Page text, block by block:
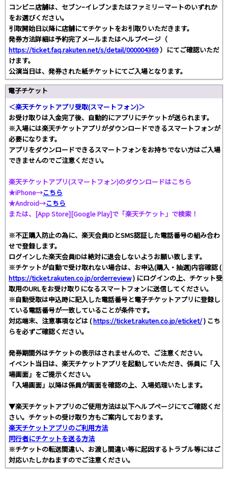
コンビニ店舗は、セブンｰイレブンまたはファミリーマートのいずれか
をお選びください。
引取開始日以降に店舗にてチケットをお引取りいただきます。
発券方法詳細は予約完了メールまたはヘルプページ（
https://ticket.faq.rakuten.net/s/detail/000004369）にてご確認いただ
けます。
公演当日は、発券された紙チケットにてご入場となります。
電子チケット
＜楽天チケットアプリ受取(スマートフォン)＞
お受け取りは入金完了後、自動的にアプリにチケットが送られます。
※入場には楽天チケットアプリがダウンロードできるスマートフォンが
必要になります。
アプリをダウンロードできるスマートフォンをお持ちでない方はご入場
できませんのでご注意ください。
楽天チケットアプリ(スマートフォン)のダウンロードはこちら
★iPhone→こちら
★Android→こちら
または、[App Store][Google Play]で「楽天チケット」で検索！
※不正購入防止の為に、楽天会員IDとSMS認証した電話番号の組み合わ
せで登録します。
ログインした楽天会員IDは絶対に退会しないようお願い致します。
※チケットが自動で受け取れない場合は、お申込(購入・抽選)内容確認 (
https://ticket.rakuten.co.jp/orderreview) にログインの上、チケット受
取用のURLをお受け取りになるスマートフォンに送信してください。
※自動受取は申込時に記入した電話番号と電子チケットアプリに登録し
ている電話番号が一致していることが条件です。
対応端末、注意事項などは (https://ticket.rakuten.co.jp/eticket/) こち
らを必ずご確認ください。
発券期間外はチケットの表示はされませんので、ご注意ください。
イベント当日は、楽天チケットアプリを起動していただき、係員に「入
場画面」をご提示ください。
「入場画面」以降は係員が画面を確認の上、入場処理いたします。
▼楽天チケットアプリのご使用方法は以下ヘルプページにてご確認くだ
さい。チケットの受け取り方もご案内しております。
楽天チケットアプリのご利用方法
同行者にチケットを送る方法
※チケットの転送間違い、お渡し間違い等に起因するトラブル等にはご
対応いたしかねますのでご注意ください。